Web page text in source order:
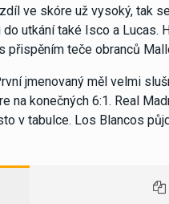
ve skóre už vysoký, tak
do utkání také Isco a
přispěním teče obranců
jmenovaný měl velmi
na konečných 6:1. Real
v tabulce. Los Blancos